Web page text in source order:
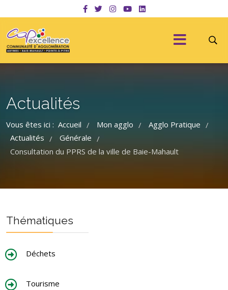
Actualités
Vous êtes ici : Accueil / Mon agglo / Agglo Pratique /
Actualités / Générale /
Consultation du PPRS de la ville de Baie-Mahault
Thématiques
Déchets
Tourisme